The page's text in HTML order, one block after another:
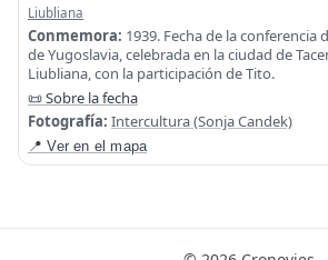
Liubliana
Conmemora: 1939. Fecha de la
de Yugoslavia, celebrada en la ciudad de
Liubliana, con la participación de Tito.
📜 Sobre la fecha
Fotografía: Intercultura (Sonja Candek)
📍 Ver en el mapa